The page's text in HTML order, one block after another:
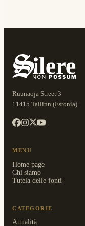
Ruunaoja Street 3
11415 Tallinn (Estonia)
MENU
Home page
Chi siamo
Tutela delle fonti
CATEGORIE
Attualità